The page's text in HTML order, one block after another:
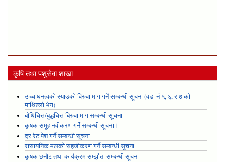
कृषि तथा पशुसेवा शाखा
उच्च घनत्वको स्याउको विरुवा माग गर्ने सम्बन्धी सूचना (वडा नं ५, ६, र ७ को
माथिल्लो भेग)
बोधिचित्त/बुद्धचित्त बिरुवा माग सम्बन्धी सूचना
कृषक समूह नवीकरण गर्ने सम्बन्धी सूचना।
दर रेट पेश गर्ने सम्बन्धी सूचना
रासायनिक मलको सहजीकरण गर्ने सम्बन्धी सूचना
कृषक छनौट तथा कार्यक्रम सम्झौता सम्बन्धी सूचना